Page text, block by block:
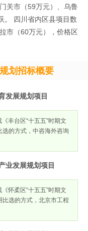
关市（59万元）、乌鲁
。 四川省内区县项目数
市（60万元），价格区
划招标概要
发展规划项目
丰台区“十五五”时期文
的方式，中咨海外咨询
业发展规划项目
怀柔区“十五五”时期文
选的方式，北京市工程